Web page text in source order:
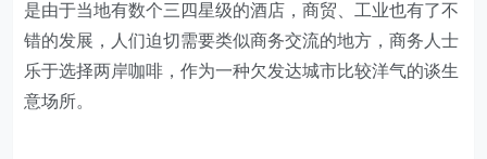
是由于当地有数个三四星级的酒店，商贸、工业也有了不
错的发展，人们迫切需要类似商务交流的地方，商务人士
乐于选择两岸咖啡，作为一种欠发达城市比较洋气的谈生
意场所。